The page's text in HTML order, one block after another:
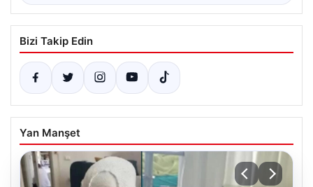
Bizi Takip Edin
Yan Manşet